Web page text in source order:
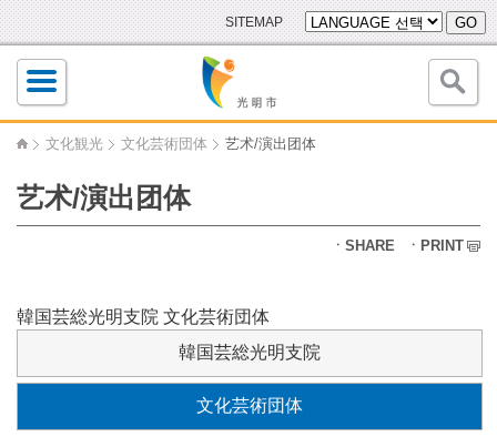
SITEMAP GO
文化観光 文化芸術団体 艺术/演出团体
艺术/演出团体
ㆍSHARE ㆍPRINT
韓国芸総光明支院 文化芸術団体
韓国芸総光明支院
文化芸術団体